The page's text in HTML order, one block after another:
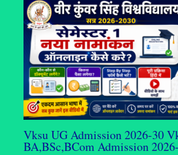
Vksu UG Admission 2026-30
BA,BSc,BCom Admission